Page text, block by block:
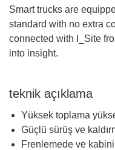
Smart trucks are
standard with no extra
connected with I_Site
into insight.
teknik açıklama
Yüksek toplama
Güçlü sürüş ve
Frenlemede ve